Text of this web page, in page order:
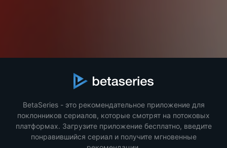
BetaSeries - это рекомендательное приложение для
поклонников сериалов, которые смотрят на потоковых
платформах. Загрузите приложение бесплатно, введите
понравившийся сериал и получите мгновенные